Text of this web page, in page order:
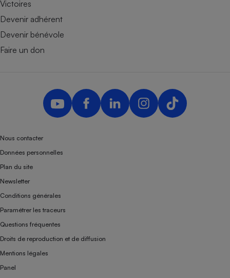
Victoires
Devenir adhérent
Devenir bénévole
Faire un don
Nous contacter
Données personnelles
Plan du site
Newsletter
Conditions générales
Paramétrer les traceurs
Questions fréquentes
Droits de reproduction et de diffusion
Mentions légales
Panel